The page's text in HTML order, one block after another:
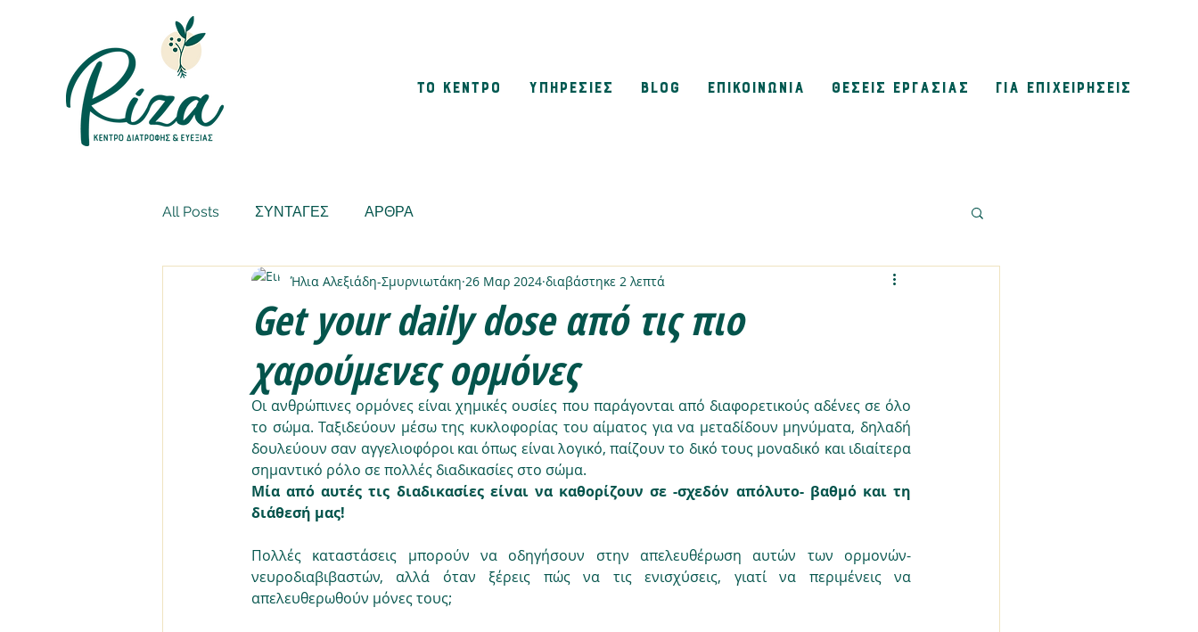
ΤΟ ΚΕΝΤΡΟ ΥΠΗΡΕΣΙΕΣ BLOG ΕΠΙΚΟΙΝΩΝΙΑ ΘΕΣΕΙΣ ΕΡΓΑΣΙΑΣ ΓΙΑ ΕΠΙΧΕΙΡΗΣΕΙΣ
All Posts ΣΥΝΤΑΓΕΣ ΑΡΘΡΑ
Get your daily dose από τις πιο
χαρούμενες ορμόνες
Ήλια Αλεξιάδη-Σμυρνιωτάκη 26 Μαρ 2024 διαβάστηκε 2 λεπτά
Οι ανθρώπινες ορμόνες είναι χημικές ουσίες που παράγονται από διαφορετικούς αδένες σε όλο
το σώμα. Ταξιδεύουν μέσω της κυκλοφορίας του αίματος για να μεταδίδουν μηνύματα, δηλαδή
δουλεύουν σαν αγγελιοφόροι και όπως είναι λογικό, παίζουν το δικό τους μοναδικό και ιδιαίτερα
σημαντικό ρόλο σε πολλές διαδικασίες στο σώμα.
Μία από αυτές τις διαδικασίες είναι να καθορίζουν σε -σχεδόν απόλυτο- βαθμό και τη
διάθεσή μας!
Πολλές καταστάσεις μπορούν να οδηγήσουν στην απελευθέρωση αυτών των ορμονών-
νευροδιαβιβαστών, αλλά όταν ξέρεις πώς να τις ενισχύσεις, γιατί να περιμένεις να
απελευθερωθούν μόνες τους;